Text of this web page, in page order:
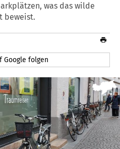
was das wilde
beweist.
Google folgen